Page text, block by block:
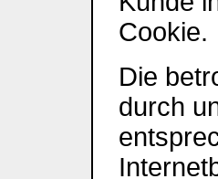
Cookie.
Die
durch